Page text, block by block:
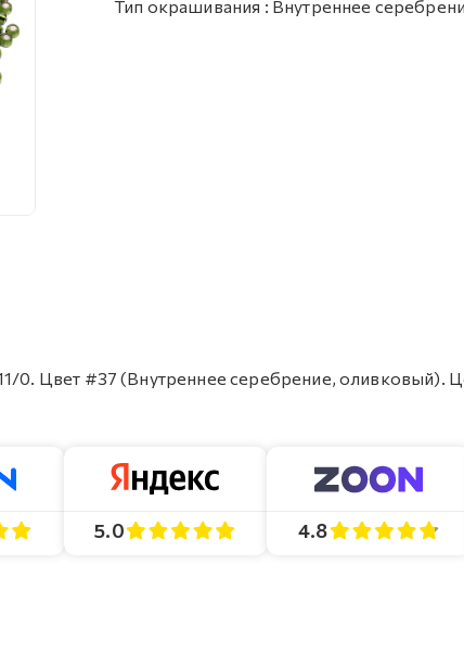
Тип окрашивания : Внутреннее
0. Цвет #37 (Внутреннее серебрение, оливковый).
5.0 4.8